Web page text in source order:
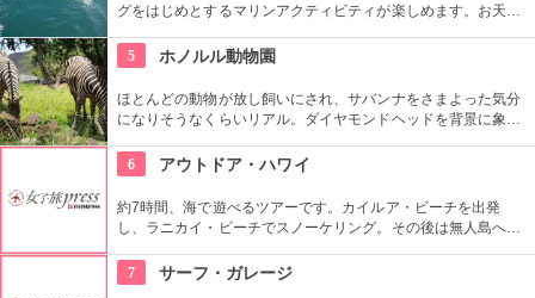
グをはじめとするマリンアクティビティが楽しめます。お天気
いそう。バーベキューやフラ、ウクレレ演奏など、嬉しいおも
てなしも。
5 ホノルル動物園
ほとんどの動物が放し飼いにされ、サバンナをさまよった気分
になりそうなくらいリアル。ダイヤモンドヘッドを背景に象さ
ルーツを観察できたりと、随所でハワイらしさも楽しめます。
6 アウトドア・ハワイ
約7時間、海で遊べるツアーです。カイルア・ビーチを出発
し、ラニカイ・ビーチでスノーケリング。その後は無人島へゴ
きます。日本語スタッフもいますし、送迎やランチもついてい
ます。
7 サーフ・ガレージ